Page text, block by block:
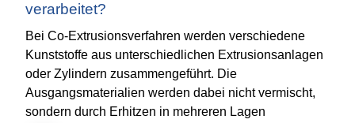
verarbeitet?
Bei Co-Extrusionsverfahren werden verschiedene
Kunststoffe aus unterschiedlichen Extrusionsanlagen
oder Zylindern zusammengeführt. Die
Ausgangsmaterialien werden dabei nicht vermischt,
sondern durch Erhitzen in mehreren Lagen